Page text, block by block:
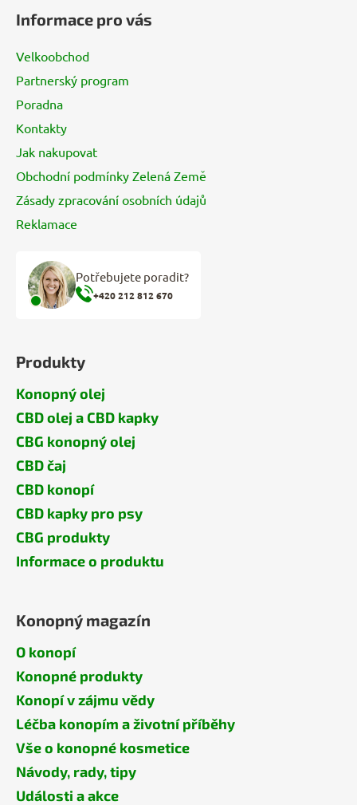
Informace pro vás
Velkoobchod
Partnerský program
Poradna
Kontakty
Jak nakupovat
Obchodní podmínky Zelená Země
Zásady zpracování osobních údajů
Reklamace
Potřebujete poradit?
+420 212 812 670
Produkty
Konopný olej
CBD olej a CBD kapky
CBG konopný olej
CBD čaj
CBD konopí
CBD kapky pro psy
CBG produkty
Informace o produktu
Konopný magazín
O konopí
Konopné produkty
Konopí v zájmu vědy
Léčba konopím a životní příběhy
Vše o konopné kosmetice
Návody, rady, tipy
Události a akce